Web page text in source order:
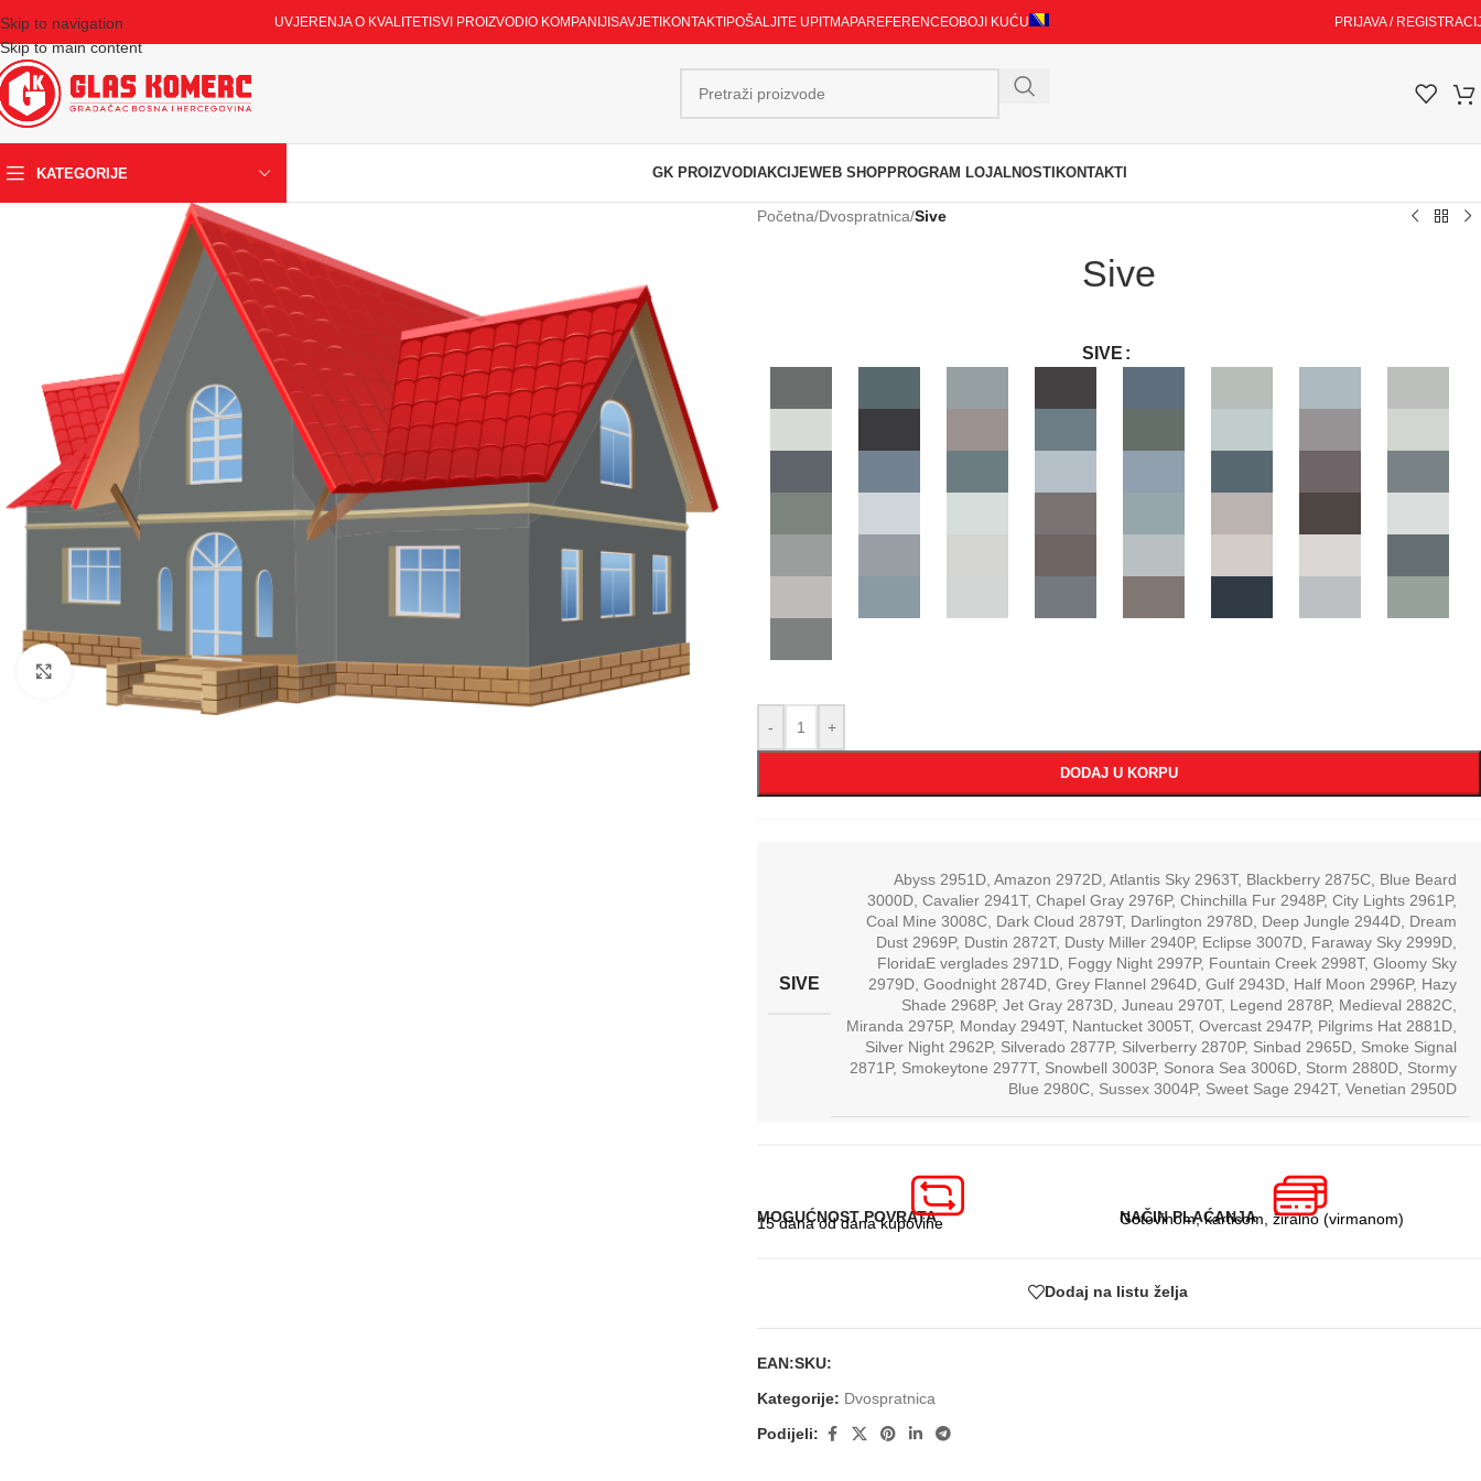
Skip to navigation
Skip to main content
UVJERENJA O KVALITETI SVI PROIZVODI O KOMPANIJI SAVJETI KONTAKTI POŠALJITE UPITMAPAREFERENCEOBOJI KUĆU PRIJAVA /
KATEGORIJE GK PROIZVODI AKCIJEWEB SHOPPROGRAM LOJALNOSTI KONTAKTI
Klikni za uvećavanje
Početna/Dvospratnica/Sive
Sive
SIVE
- +
DODAJ U KORPU
SIVE
Abyss 2951D Amazon 2972D Atlantis Sky 2963T, Blackberry 2875C Blue Beard
3000D Cavalier 2941T, Chapel Gray 2976P, Chinchilla Fur 2948P, City Lights 2961P,
Coal Mine 3008C Dark Cloud 2879T, Darlington 2978D Deep Jungle 2944D Dream
Dust 2969P, Dustin 2872T, Dusty Miller 2940P, Eclipse 3007D Faraway Sky 2999D
FloridaE verglades 2971D Foggy Night 2997P, Fountain Creek 2998T, Gloomy Sky
2979D Goodnight 2874D Grey Flannel 2964D Gulf 2943D Half Moon 2996P, Hazy
Shade 2968P, Jet Gray 2873D Juneau 2970T, Legend 2878P, Medieval 2882C
Miranda 2975P, Monday 2949T, Nantucket 3005T, Overcast 2947P, Pilgrims Hat 2881D
Silver Night 2962P, Silverado 2877P, Silverberry 2870P, Sinbad 2965D Smoke Signal
2871P, Smokeytone 2977T, Snowbell 3003P, Sonora Sea 3006D Storm 2880D Stormy
Blue 2980C Sussex 3004P, Sweet Sage 2942T, Venetian 2950D
MOGUĆNOST POVRATA
15 dana od dana kupovine NAČIN PLAĆANJA
Gotovinom, karticom, žiralno (virmanom)
Dodaj na listu želja
EAN:SKU:
Kategorije: Dvospratnica
Podijeli: